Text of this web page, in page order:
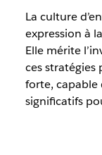
La culture
expression à
Elle mérite
ces stratégies
forte, capable
significatifs